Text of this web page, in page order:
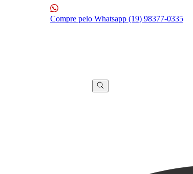
Compre pelo Whatsapp (19) 98377-0335